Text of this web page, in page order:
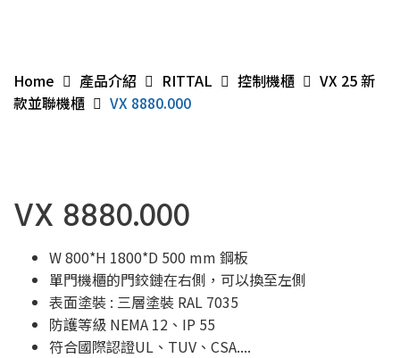
Home 產品介紹 RITTAL 控制機櫃
VX 25 新
款並聯機櫃
VX 8880.000
VX 8880.000
W 800*H 1800*D 500 mm 鋼板
單門機櫃的門鉸鏈在右側，可以換至左側
表面塗裝 : 三層塗裝 RAL 7035
防護等級 NEMA 12、IP 55
符合國際認證UL、TUV、CSA....